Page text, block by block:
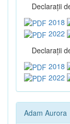
Declaraţii
2018
2022
Declaraţii
2018
2022
Adam Aurora